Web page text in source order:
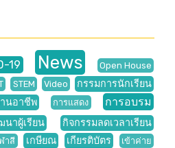
19 News Open House
STEM Video
กรรมการนักเรียน
นอาชีพ การแสดง การอบรม
นาผู้เรียน
กิจกรรมลดเวลาเรียน
าสี เกษียณ เกียรติบัตร
เข้าค่าย